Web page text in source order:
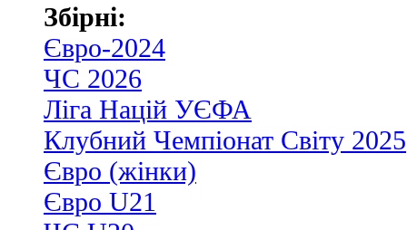
Збірні:
Євро-2024
ЧС 2026
Ліга Націй УЄФА
Клубний Чемпіонат Світу 2025
Євро (жінки)
Євро U21